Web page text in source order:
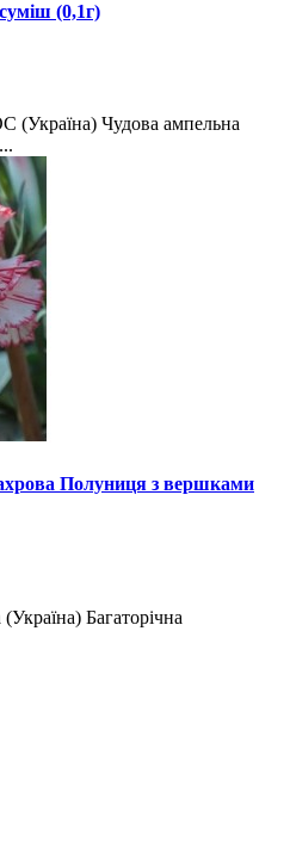
(0,1г)
(Україна) Чудова ампельна
Полуниця з вершками
Багаторічна